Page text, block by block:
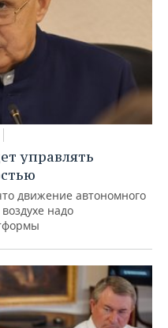
управлять
движение автономного
надо